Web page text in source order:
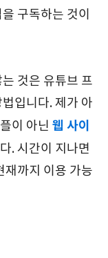
구독하는 것이
것은 유튜브 프
입니다. 제가 아
이 아닌 웹 사이
. 시간이 지나면
재까지 이용 가능